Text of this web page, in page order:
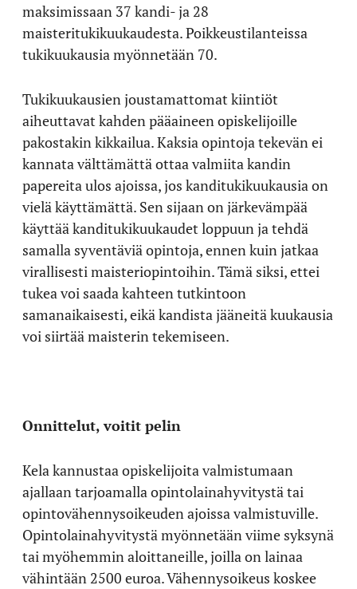
maksimissaan 37 kandi- ja 28
maisteritukikuukaudesta. Poikkeustilanteissa
tukikuukausia myönnetään 70.
Tukikuukausien joustamattomat kiintiöt
aiheuttavat kahden pääaineen opiskelijoille
pakostakin kikkailua. Kaksia opintoja tekevän ei
kannata välttämättä ottaa valmiita kandin
papereita ulos ajoissa, jos kanditukikuukausia on
vielä käyttämättä. Sen sijaan on järkevämpää
käyttää kanditukikuukaudet loppuun ja tehdä
samalla syventäviä opintoja, ennen kuin jatkaa
virallisesti maisteriopintoihin. Tämä siksi, ettei
tukea voi saada kahteen tutkintoon
samanaikaisesti, eikä kandista jääneitä kuukausia
voi siirtää maisterin tekemiseen.
Onnittelut, voitit pelin
Kela kannustaa opiskelijoita valmistumaan
ajallaan tarjoamalla opintolainahyvitystä tai
opintovähennysoikeuden ajoissa valmistuville.
Opintolainahyvitystä myönnetään viime syksynä
tai myöhemmin aloittaneille, joilla on lainaa
vähintään 2500 euroa. Vähennysoikeus koskee